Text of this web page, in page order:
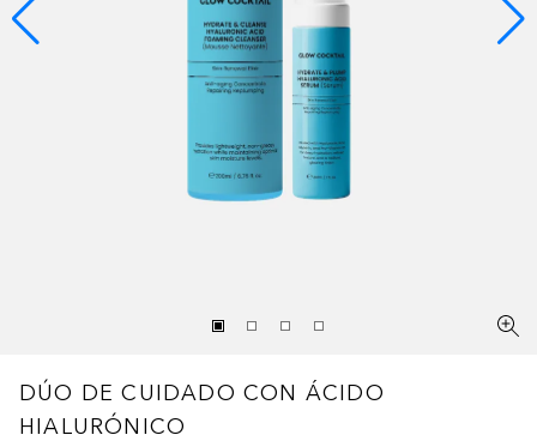
DÚO DE CUIDADO CON ÁCIDO
HIALURÓNICO